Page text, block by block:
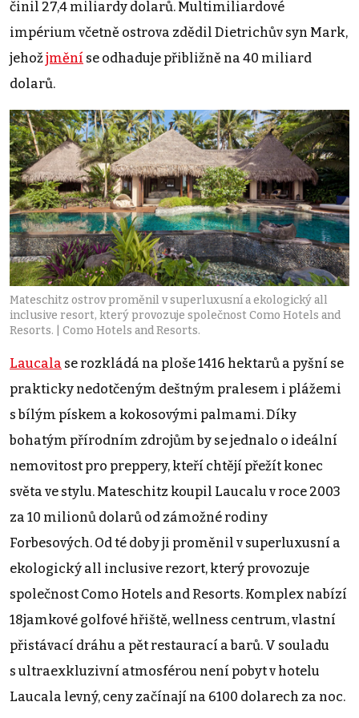
činil 27,4 miliardy dolarů. Multimiliardové
impérium včetně ostrova zdědil Dietrichův syn Mark,
jehožjmění se odhaduje přibližně na 40 miliard
dolarů.
Mateschitz ostrov proměnil v superluxusní a ekologický all
inclusive resort, který provozuje společnost Como Hotels and
Resorts. | Como Hotels and Resorts.
Laucala se rozkládá na ploše 1416 hektarů a pyšní se
prakticky nedotčeným deštným pralesem i plážemi
s bílým pískem a kokosovými palmami. Díky
bohatým přírodním zdrojům by se jednalo o ideální
nemovitost pro preppery, kteří chtějí přežít konec
světa ve stylu. Mateschitz koupil Laucalu v roce 2003
za 10 milionů dolarů od zámožné rodiny
Forbesových. Od té doby ji proměnil v superluxusní a
ekologický all inclusive rezort, který provozuje
společnost Como Hotels and Resorts. Komplex nabízí
18jamkové golfové hřiště, wellness centrum, vlastní
přistávací dráhu a pět restaurací a barů. V souladu
s ultraexkluzivní atmosférou není pobyt v hotelu
Laucala levný, ceny začínají na 6100 dolarech za noc.